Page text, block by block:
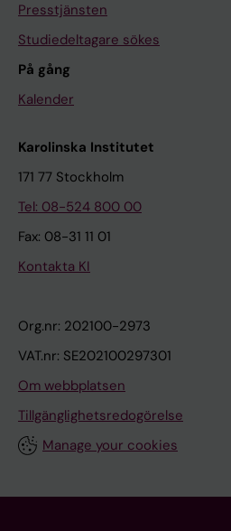
Presstjänsten
Studiedeltagare sökes
På gång
Kalender
Karolinska Institutet
171 77 Stockholm
Tel: 08-524 800 00
Fax: 08-31 11 01
Kontakta KI
Org.nr: 202100-2973
VAT.nr: SE202100297301
Om webbplatsen
Tillgänglighetsredogörelse
Manage your cookies